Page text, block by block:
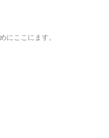
ここにます。